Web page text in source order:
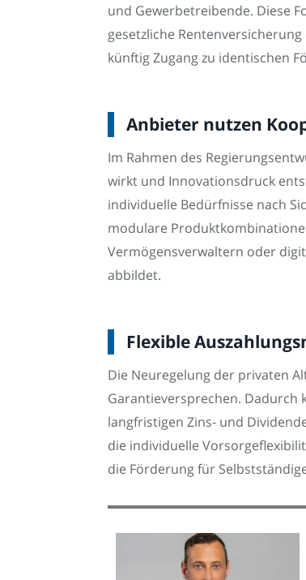
und Gewerbetreibende. Diese
gesetzliche
künftig Zugang zu identischen
Anbieter nutzen
Im Rahmen des
wirkt und Innovationsdruck
individuelle Bedürfnisse nach
modulare
Vermögensverwaltern oder
abbildet.
Flexible
Die Neuregelung der privaten
Garantieversprechen.
langfristigen Zins- und
die individuelle
die Förderung für